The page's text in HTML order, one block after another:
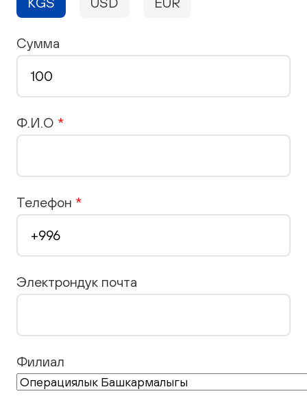
Сумма
Ф.И.О *
Телефон *
Электрондук почта
Филиал